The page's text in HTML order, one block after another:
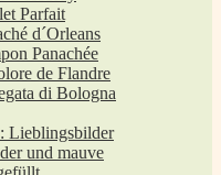
Parfait
d´Orleans
Panachée
de Flandre
di Bologna
Lieblingsbilder
und mauve